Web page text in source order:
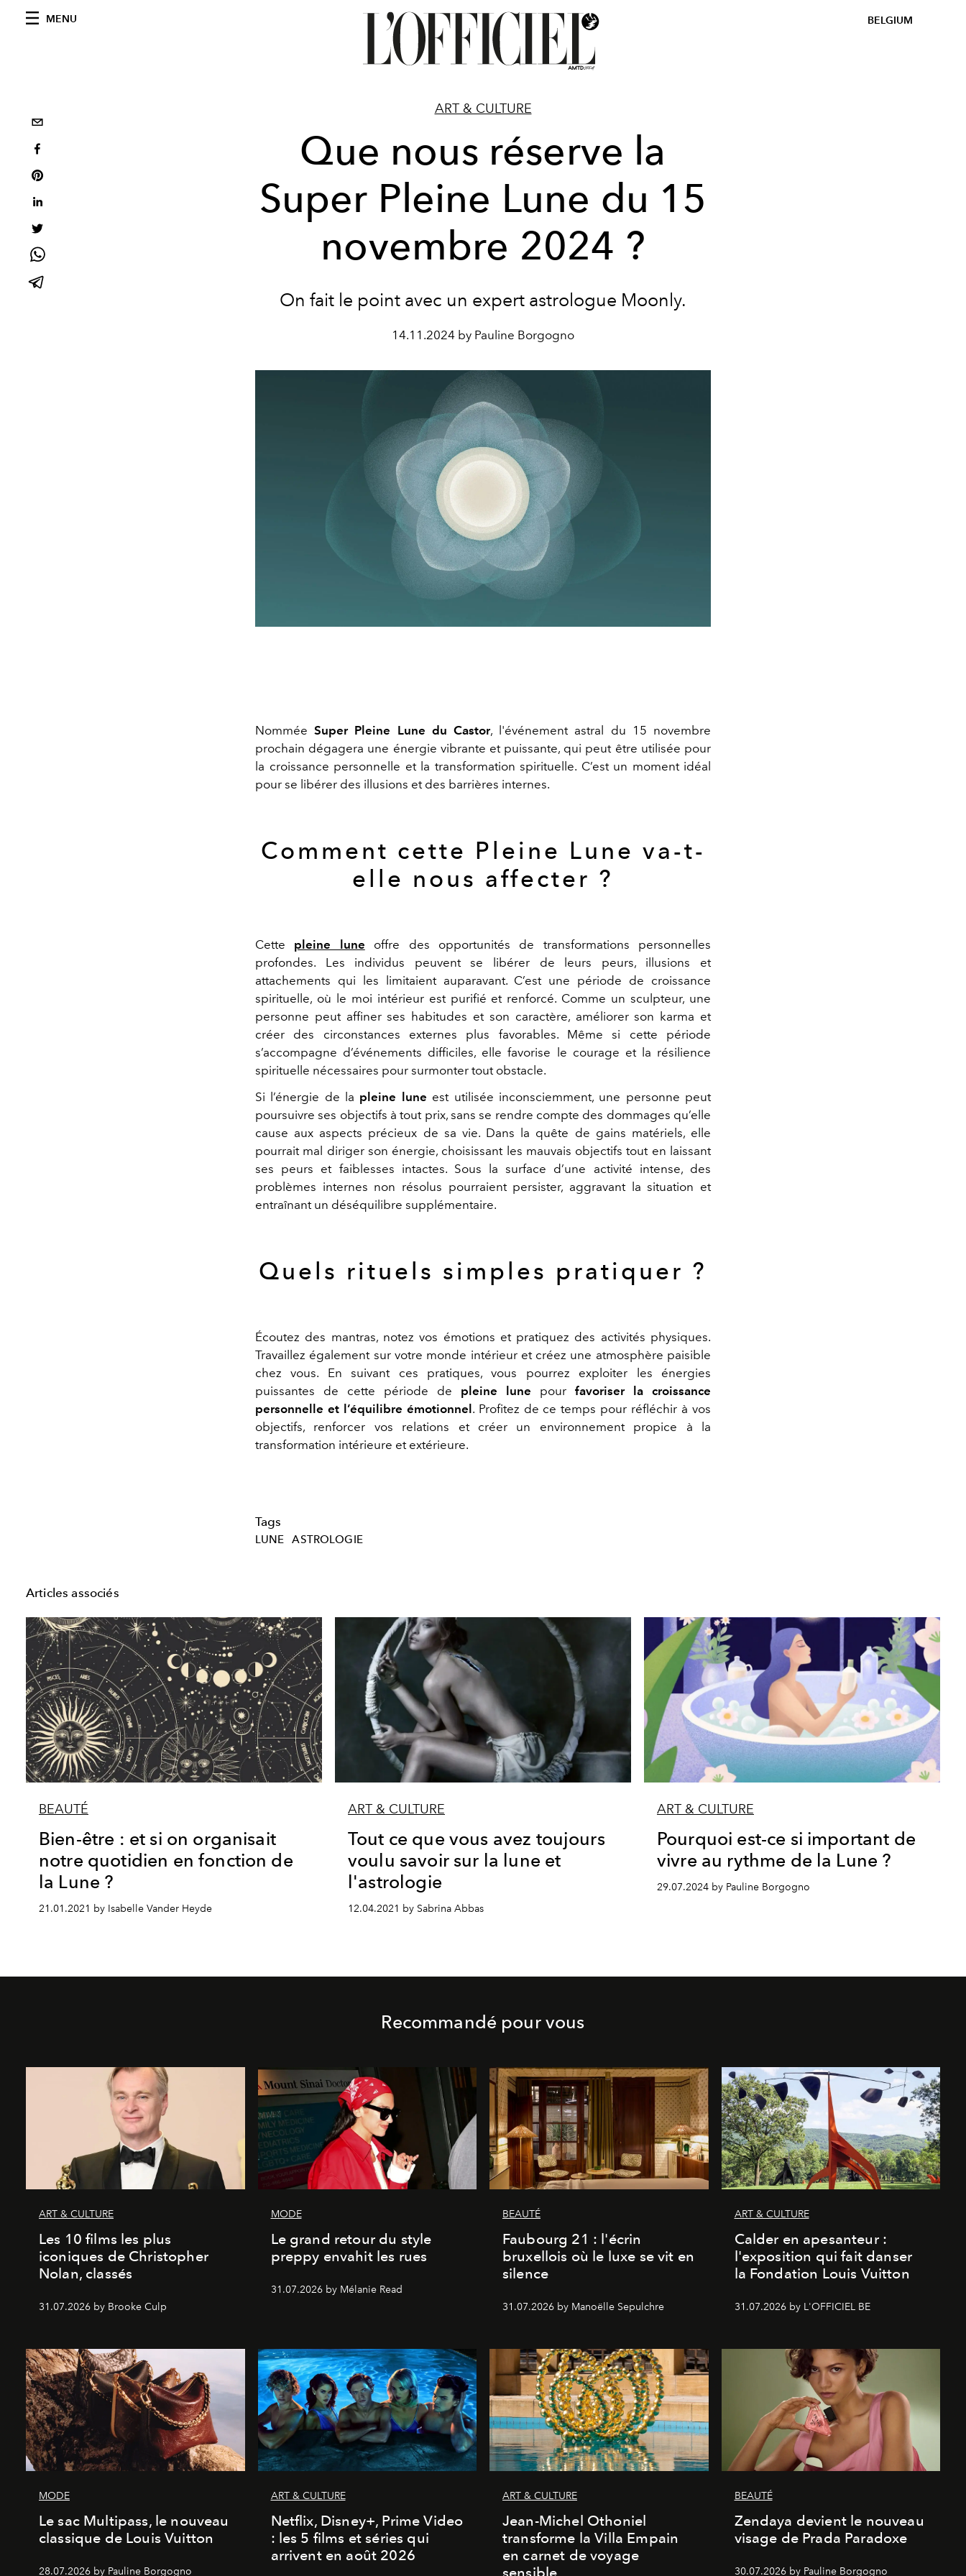
MENU BELGIUM
ART & CULTURE
Que nous réserve la
Super Pleine Lune du 15
novembre 2024 ?
On fait le point avec un expert astrologue Moonly.
14.11.2024 by Pauline Borgogno
NomméeSuper Pleine Lune du Castor, l'événement astral du 15 novembre
prochain dégagera une énergie vibrante et puissante, qui peut être utilisée pour
la croissance personnelle et la transformation spirituelle. C’est un moment idéal
pour se libérer des illusions et des barrières internes.
Comment cette Pleine Lune va-t-
elle nous affecter ?
Cette pleine lune offre des opportunités de transformations personnelles
profondes. Les individus peuvent se libérer de leurs peurs, illusions et
attachements qui les limitaient auparavant. C’est une période de croissance
spirituelle, où le moi intérieur est purifié et renforcé. Comme un sculpteur, une
personne peut affiner ses habitudes et son caractère, améliorer son karma et
créer des circonstances externes plus favorables. Même si cette période
s’accompagne d’événements difficiles, elle favorise le courage et la résilience
spirituelle nécessaires pour surmonter tout obstacle.
Si l’énergie de la pleine lune est utilisée inconsciemment, une personne peut
poursuivre ses objectifs à tout prix, sans se rendre compte des dommages qu’elle
cause aux aspects précieux de sa vie. Dans la quête de gains matériels, elle
pourrait mal diriger son énergie, choisissant les mauvais objectifs tout en laissant
ses peurs et faiblesses intactes. Sous la surface d’une activité intense, des
problèmes internes non résolus pourraient persister, aggravant la situation et
entraînant un déséquilibre supplémentaire.
Quels rituels simples pratiquer ?
Écoutez des mantras, notez vos émotions et pratiquez des activités physiques.
Travaillez également sur votre monde intérieur et créez une atmosphère paisible
chez vous. En suivant ces pratiques, vous pourrez exploiter les énergies
puissantes de cette période de pleine lune pour favoriser la croissance
personnelle et l’équilibre émotionnel. Profitez de ce temps pour réfléchir à vos
objectifs, renforcer vos relations et créer un environnement propice à la
transformation intérieure et extérieure.
Tags
LUNE ASTROLOGIE
Articles associés
BEAUTÉ
Bien-être : et si on organisait
notre quotidien en fonction de
la Lune ?
21.01.2021 by Isabelle Vander Heyde
ART & CULTURE
Tout ce que vous avez toujours
voulu savoir sur la lune et
l'astrologie
12.04.2021 by Sabrina Abbas
ART & CULTURE
Pourquoi est-ce si important de
vivre au rythme de la Lune ?
29.07.2024 by Pauline Borgogno
Recommandé pour vous
ART & CULTURE
Les 10 films les plus
iconiques de Christopher
Nolan, classés
31.07.2026 by Brooke Culp
MODE
Le grand retour du style
preppy envahit les rues
31.07.2026 by Mélanie Read
BEAUTÉ
Faubourg 21 : l'écrin
bruxellois où le luxe se vit en
silence
31.07.2026 by Manoëlle Sepulchre
ART & CULTURE
Calder en apesanteur :
l'exposition qui fait danser
la Fondation Louis Vuitton
31.07.2026 by L'OFFICIEL BE
MODE
Le sac Multipass, le nouveau
classique de Louis Vuitton
28.07.2026 by Pauline Borgogno
ART & CULTURE
Netflix, Disney+, Prime Video
: les 5 films et séries qui
arrivent en août 2026
ART & CULTURE
Jean-Michel Othoniel
transforme la Villa Empain
en carnet de voyage
BEAUTÉ
Zendaya devient le nouveau
visage de Prada Paradoxe
30.07.2026 by Pauline Borgogno